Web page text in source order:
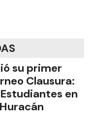
su primer
Clausura:
en